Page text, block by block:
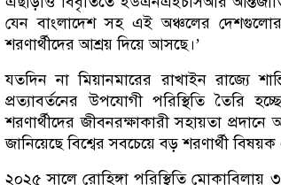
যেন বাংলাদেশ সহ এই অঞ্চলের
শরণার্থীদের আশ্রয় দিয়ে আসছে।’
যতদিন না মিয়ানমারের রাখাইন রাজ্যে
প্রত্যাবর্তনের উপযোগী পরিস্থিতি তৈরি
শরণার্থীদের জীবনরক্ষাকারী সহায়তা
জানিয়েছে বিশ্বের সবচেয়ে বড় শরণার্থী বিষয়ক
২০২৫ সালে রোহিঙ্গা পরিস্থিতি